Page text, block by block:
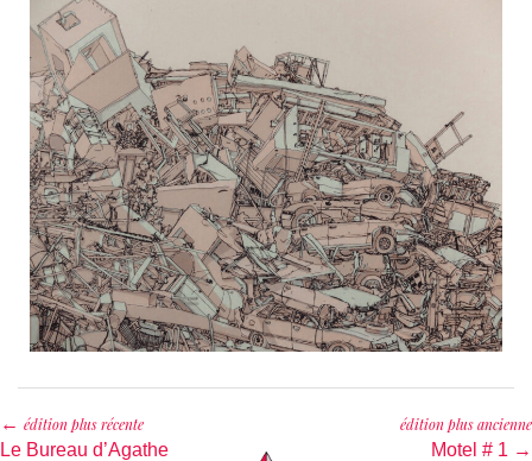
← édition plus récente
Le Bureau d’Agathe
édition plus ancienne
Motel # 1 →